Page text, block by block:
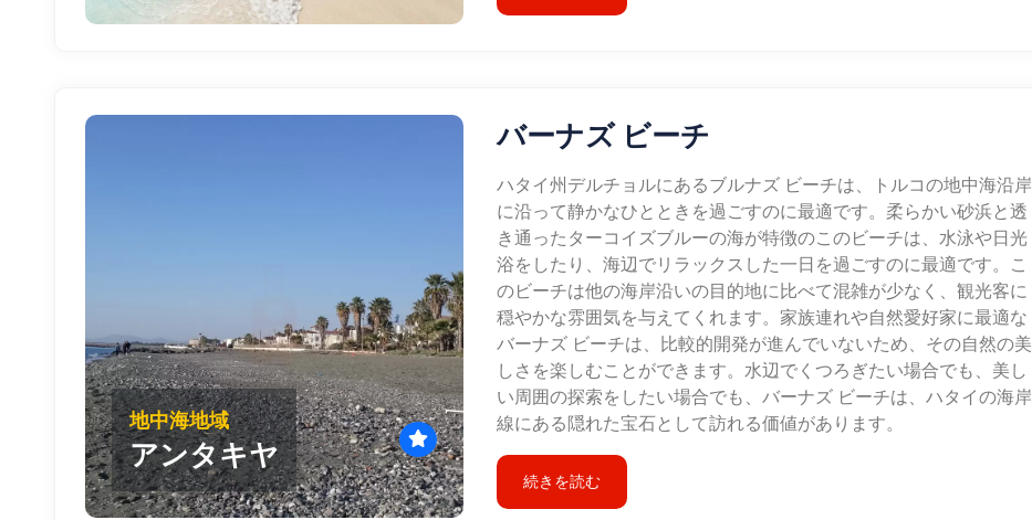
地中海地域
アンタキヤ
バーナズ ビーチ
ハタイ州デルチョルにあるブルナズ ビーチは、トルコの地中海沿岸
に沿って静かなひとときを過ごすのに最適です。柔らかい砂浜と透
き通ったターコイズブルーの海が特徴のこのビーチは、水泳や日光
浴をしたり、海辺でリラックスした一日を過ごすのに最適です。こ
のビーチは他の海岸沿いの目的地に比べて混雑が少なく、観光客に
穏やかな雰囲気を与えてくれます。家族連れや自然愛好家に最適な
バーナズ ビーチは、比較的開発が進んでいないため、その自然の美
しさを楽しむことができます。水辺でくつろぎたい場合でも、美し
い周囲の探索をしたい場合でも、バーナズ ビーチは、ハタイの海岸
線にある隠れた宝石として訪れる価値があります。
続きを読む